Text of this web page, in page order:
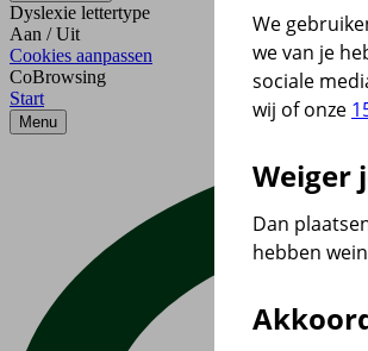
Dyslexie lettertype
Aan / Uit
Cookies aanpassen
CoBrowsing
Start
Menu
We
we van je
sociale
wij of onze
Weiger
Dan
hebben